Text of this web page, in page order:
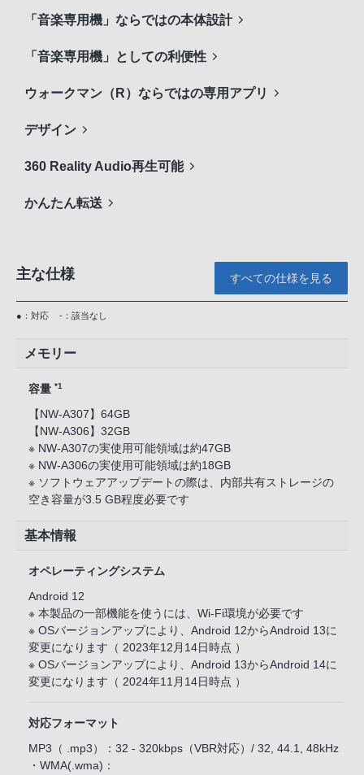
「音楽専用機」ならではの本体設計
「音楽専用機」としての利便性
ウォークマン（R）ならではの専用アプリ
デザイン
360 Reality Audio再生可能
かんたん転送
主な仕様 すべての仕様を見る
●：対応 -：該当なし
メモリー
容量 *1
【NW-A307】64GB
【NW-A306】32GB
※ NW-A307の実使用可能領域は約47GB
※ NW-A306の実使用可能領域は約18GB
※ ソフトウェアアップデートの際は、内部共有ストレージの
空き容量が3.5 GB程度必要です
基本情報
オペレーティングシステム
Android 12
※ 本製品の一部機能を使うには、Wi-Fi環境が必要です
※ OSバージョンアップにより、Android 12からAndroid 13に
変更になります（ 2023年12月14日時点 ）
※ OSバージョンアップにより、Android 13からAndroid 14に
変更になります（ 2024年11月14日時点 ）
対応フォーマット
MP3（ .mp3）：32 - 320kbps（VBR対応）/ 32, 44.1, 48kHz
・WMA(.wma)：